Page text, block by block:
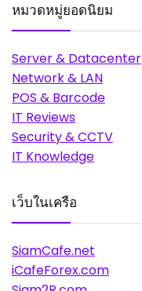
หมวดหมู่ยอดนิยม
Server & Datacenter
Network & LAN
POS & Barcode
IT Reviews
Security & CCTV
IT Knowledge
เว็บในเครือ
SiamCafe.net
iCafeForex.com